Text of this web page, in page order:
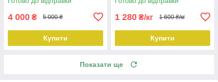
4 000 ₴ 5 000 ₴
Купити
1 280 ₴/кг 1 600 ₴/кг
Купити
Показати ще